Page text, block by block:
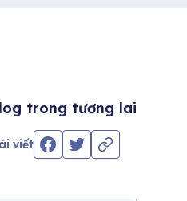
trong tương lai
viết